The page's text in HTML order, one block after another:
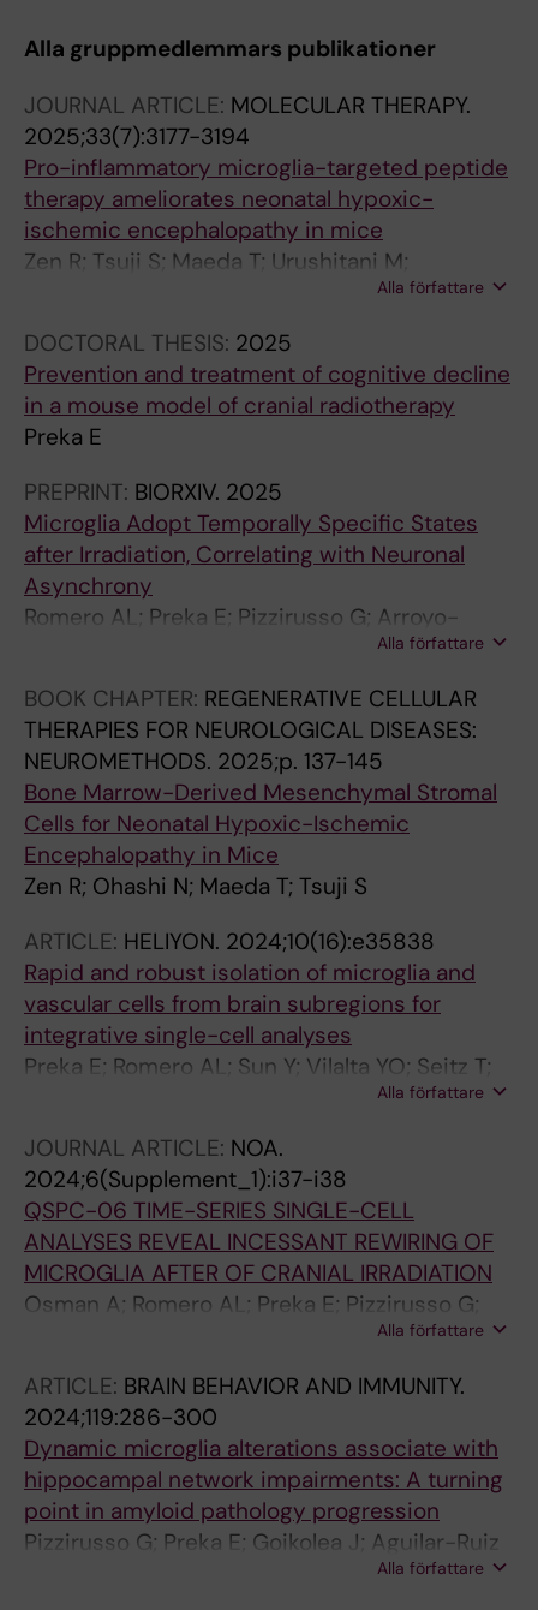
Alla gruppmedlemmars publikationer
JOURNAL ARTICLE: MOLECULAR THERAPY.
2025;33(7):3177-3194
Pro-inflammatory microglia-targeted peptide
therapy ameliorates neonatal hypoxic-
ischemic encephalopathy in mice
Zen R; Tsuji S; Maeda T; Urushitani M;
Alla författare
DOCTORAL THESIS: 2025
Prevention and treatment of cognitive decline
in a mouse model of cranial radiotherapy
Preka E
PREPRINT: BIORXIV. 2025
Microglia Adopt Temporally Specific States
after Irradiation, Correlating with Neuronal
Asynchrony
Romero AL; Preka E; Pizzirusso G; Arroyo-
García LE; Zisiadis GA; Oliva-Vilarnau N;
Canut MQ; Shamikh A; Xu Y; Zhu C; Rodrigues
C; Fisahn A; Joseph B; Carlson L-M;
Fragkopoulou A; Lauschke V; Betsholtz C;
Osman A; Blomgren K
Alla författare
BOOK CHAPTER: REGENERATIVE CELLULAR
THERAPIES FOR NEUROLOGICAL DISEASES:
NEUROMETHODS. 2025;p. 137-145
Bone Marrow-Derived Mesenchymal Stromal
Cells for Neonatal Hypoxic-Ischemic
Encephalopathy in Mice
Zen R; Ohashi N; Maeda T; Tsuji S
ARTICLE: HELIYON. 2024;10(16):e35838
Rapid and robust isolation of microglia and
vascular cells from brain subregions for
integrative single-cell analyses
Preka E; Romero AL; Sun Y; Vilalta YO; Seitz T;
Fragkopoulou A; Betsholtz C; Osman AM;
Alla författare
JOURNAL ARTICLE: NOA.
2024;6(Supplement_1):i37-i38
QSPC-06 TIME-SERIES SINGLE-CELL
ANALYSES REVEAL INCESSANT REWIRING OF
MICROGLIA AFTER OF CRANIAL IRRADIATION
Osman A; Romero AL; Preka E; Pizzirusso G;
Arroyo-Garcia LE; Zisiadis GA; Oliva-Vilarnau
Rodrigues C; Fisahn A; Fragkopoulou A;
Lauschke V; Betsholtz C; Blomgren K
Alla författare
ARTICLE: BRAIN BEHAVIOR AND IMMUNITY.
2024;119:286-300
Dynamic microglia alterations associate with
hippocampal network impairments: A turning
point in amyloid pathology progression
Pizzirusso G; Preka E; Goikolea J; Aguilar-Ruiz
C; Rodriguez-Rodriguez P; Vazquez-Cabrera
Alla författare